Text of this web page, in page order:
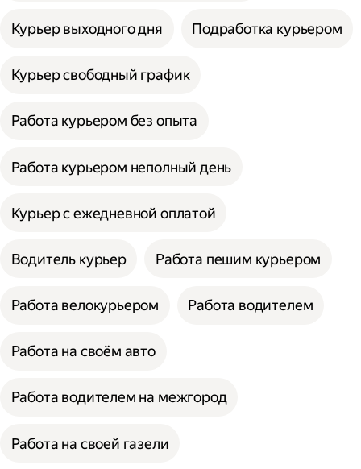
Курьер выходного дня Подработка курьером
Курьер свободный график
Работа курьером без опыта
Работа курьером неполный день
Курьер с ежедневной оплатой
Водитель курьер Работа пешим курьером
Работа велокурьером Работа водителем
Работа на своём авто
Работа водителем на межгород
Работа на своей газели